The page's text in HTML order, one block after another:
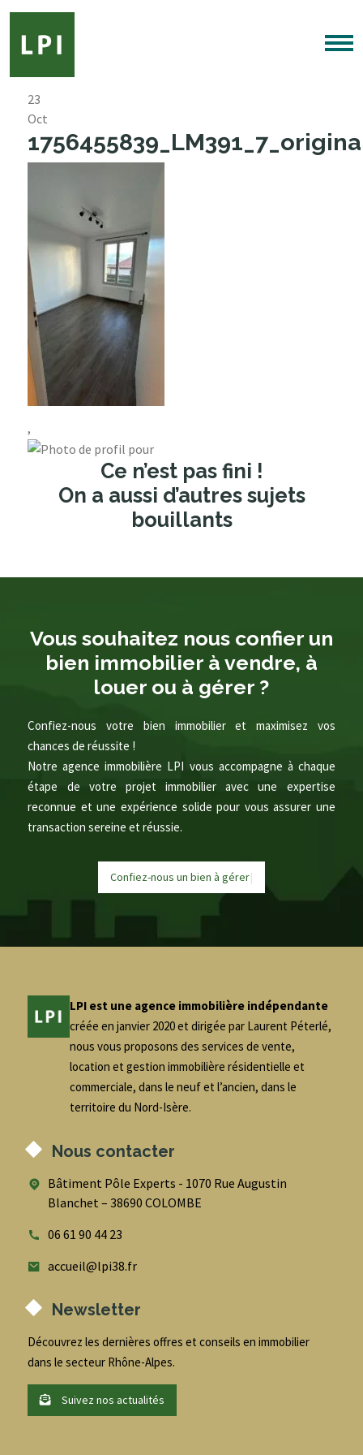
23
Oct
,
Ce n’est pas fini !
On a aussi d’autres sujets
bouillants
Vous souhaitez nous confier un
bien immobilier à vendre, à
louer ou à gérer ?
Confiez-nous votre bien immobilier et maximisez vos
chances de réussite !
Notre agence immobilière LPI vous accompagne à chaque
étape de votre projet immobilier avec une expertise
reconnue et une expérience solide pour vous assurer une
transaction sereine et réussie.
Confiez-nous un bien àgére|
LPI est une agence immobilière indépendante
créée en janvier 2020 et dirigée par Laurent Péterlé,
nous vous proposons des services de vente,
location et gestion immobilière résidentielle et
commerciale, dans le neuf et l’ancien, dans le
territoire du Nord-Isère.
Nous contacter
Bâtiment Pôle Experts - 1070 Rue Augustin
Blanchet – 38690 COLOMBE
06 61 90 44 23
accueil@lpi38.fr
Newsletter
Découvrez les dernières offres et conseils en immobilier
dans le secteur Rhône-Alpes.
Suivez nos actualités